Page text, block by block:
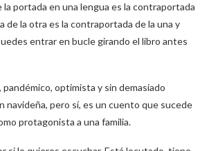
portada en una lengua es la contraportada
de la otra es la contraportada de la una y
entrar en bucle girando el libro antes
optimista y sin demasiado
navideña, pero sí, es un cuento que sucede
protagonista a una familia.